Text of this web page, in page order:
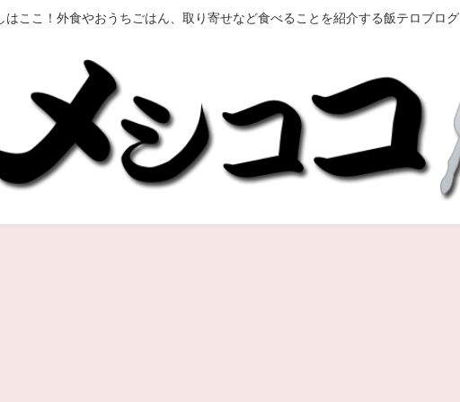
はここ！外食やおうちごはん、取り寄せなど食べることを紹介する飯テロブログ